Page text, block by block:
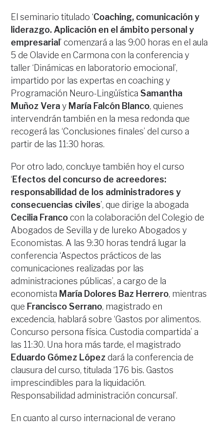
El seminario titulado ‘Coaching, comunicación y
liderazgo. Aplicación en el ámbito personal y
empresarial’ comenzará a las 9:00 horas en el aula
5 de Olavide en Carmona con la conferencia y
taller ‘Dinámicas en laboratorio emocional’,
impartido por las expertas en coaching y
Programación Neuro-Lingüística Samantha
Muñoz Veray María Falcón Blanco, quienes
intervendrán también en la mesa redonda que
recogerá las ‘Conclusiones finales’ del curso a
partir de las 11:30 horas.
Por otro lado, concluye también hoy el curso
‘Efectos del concurso de acreedores:
responsabilidad de los administradores y
consecuencias civiles’, que dirige la abogada
Cecilia Francocon la colaboración del Colegio de
Abogados de Sevilla y de Iureko Abogados y
Economistas. A las 9:30 horas tendrá lugar la
conferencia ‘Aspectos prácticos de las
comunicaciones realizadas por las
administraciones públicas’, a cargo de la
economista María Dolores Baz Herrero, mientras
que Francisco Serrano, magistrado en
excedencia, hablará sobre ‘Gastos por alimentos.
Concurso persona física. Custodia compartida’ a
las 11:30. Una hora más tarde, el magistrado
Eduardo Gómez López dará la conferencia de
clausura del curso, titulada ‘176 bis. Gastos
imprescindibles para la liquidación.
Responsabilidad administración concursal’.
En cuanto al curso internacional de verano